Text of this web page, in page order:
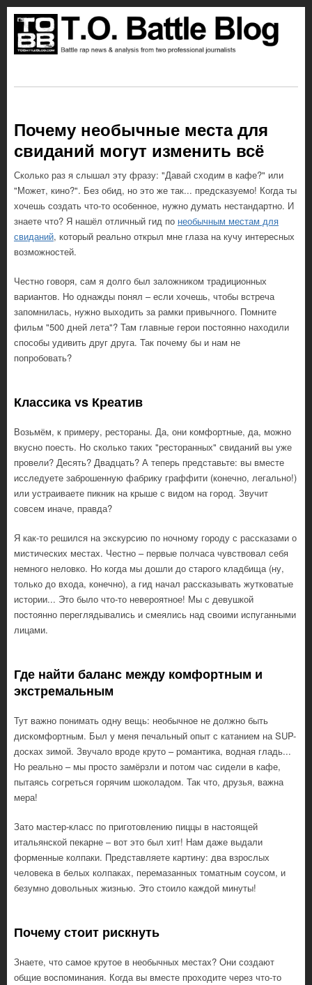
Почему необычные места для
свиданий могут изменить всё
Сколько раз я слышал эту фразу: "Давай сходим в кафе?" или
"Может, кино?". Без обид, но это же так... предсказуемо! Когда ты
хочешь создать что-то особенное, нужно думать нестандартно. И
знаете что? Я нашёл отличный гид по необычным местам для
свиданий, который реально открыл мне глаза на кучу интересных
возможностей.
Честно говоря, сам я долго был заложником традиционных
вариантов. Но однажды понял – если хочешь, чтобы встреча
запомнилась, нужно выходить за рамки привычного. Помните
фильм "500 дней лета"? Там главные герои постоянно находили
способы удивить друг друга. Так почему бы и нам не
попробовать?
Классика vs Креатив
Возьмём, к примеру, рестораны. Да, они комфортные, да, можно
вкусно поесть. Но сколько таких "ресторанных" свиданий вы уже
провели? Десять? Двадцать? А теперь представьте: вы вместе
исследуете заброшенную фабрику граффити (конечно, легально!)
или устраиваете пикник на крыше с видом на город. Звучит
совсем иначе, правда?
Я как-то решился на экскурсию по ночному городу с рассказами о
мистических местах. Честно – первые полчаса чувствовал себя
немного неловко. Но когда мы дошли до старого кладбища (ну,
только до входа, конечно), а гид начал рассказывать жутковатые
истории... Это было что-то невероятное! Мы с девушкой
постоянно переглядывались и смеялись над своими испуганными
лицами.
Где найти баланс между комфортным и
экстремальным
Тут важно понимать одну вещь: необычное не должно быть
дискомфортным. Был у меня печальный опыт с катанием на SUP-
досках зимой. Звучало вроде круто – романтика, водная гладь...
Но реально – мы просто замёрзли и потом час сидели в кафе,
пытаясь согреться горячим шоколадом. Так что, друзья, важна
мера!
Зато мастер-класс по приготовлению пиццы в настоящей
итальянской пекарне – вот это был хит! Нам даже выдали
форменные колпаки. Представляете картину: два взрослых
человека в белых колпаках, перемазанных томатным соусом, и
безумно довольных жизнью. Это стоило каждой минуты!
Почему стоит рискнуть
Знаете, что самое крутое в необычных местах? Они создают
общие воспоминания. Когда вы вместе проходите через что-то